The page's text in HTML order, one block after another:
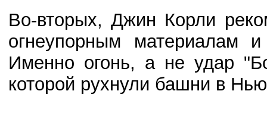
Во-вторых, Джин Корли
огнеупорным материалам и
Именно огонь, а не удар
которой рухнули башни в